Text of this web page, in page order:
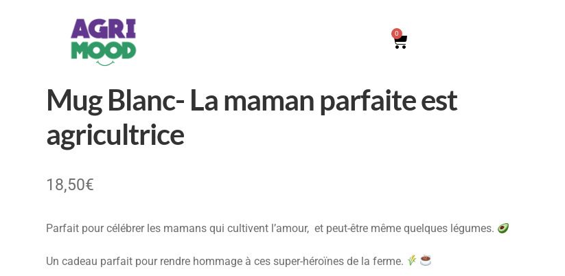
0
Mug Blanc- La maman parfaite est
agricultrice
18,50€
Parfait pour célébrer les mamans qui cultivent l’amour, et peut-être même quelques légumes.
Un cadeau parfait pour rendre hommage à ces super-héroïnes de la ferme.